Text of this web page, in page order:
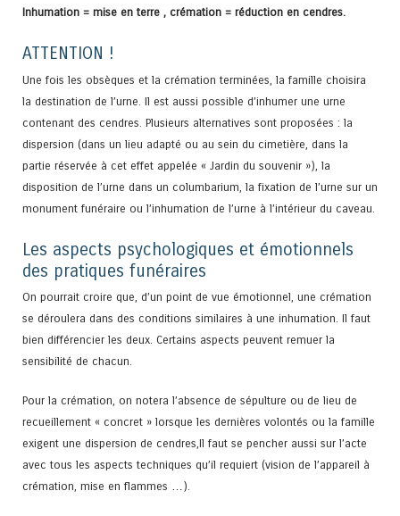
Inhumation = mise en terre , crémation = réduction en cendres.
ATTENTION !
Une fois les obsèques et la crémation terminées, la famille choisira
la destination de l’urne. Il est aussi possible d’inhumer une urne
contenant des cendres. Plusieurs alternatives sont proposées : la
dispersion (dans un lieu adapté ou au sein du cimetière, dans la
partie réservée à cet effet appelée « Jardin du souvenir »), la
disposition de l’urne dans un columbarium, la fixation de l’urne sur un
monument funéraire ou l’inhumation de l’urne à l’intérieur du caveau.
Les aspects psychologiques et émotionnels
des pratiques funéraires
On pourrait croire que, d’un point de vue émotionnel, une crémation
se déroulera dans des conditions similaires à une inhumation. Il faut
bien différencier les deux. Certains aspects peuvent remuer la
sensibilité de chacun.
Pour la crémation, on notera l’absence de sépulture ou de lieu de
recueillement « concret » lorsque les dernières volontés ou la famille
exigent une dispersion de cendres,Il faut se pencher aussi sur l’acte
avec tous les aspects techniques qu’il requiert (vision de l’appareil à
crémation, mise en flammes …).